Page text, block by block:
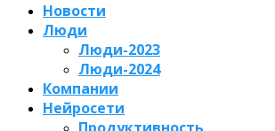
Новости
Люди
Люди-2023
Люди-2024
Компании
Нейросети